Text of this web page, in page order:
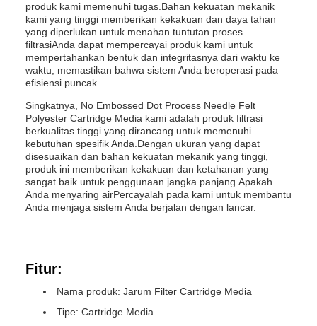
produk kami memenuhi tugas.Bahan kekuatan mekanik
kami yang tinggi memberikan kekakuan dan daya tahan
yang diperlukan untuk menahan tuntutan proses
filtrasiAnda dapat mempercayai produk kami untuk
mempertahankan bentuk dan integritasnya dari waktu ke
waktu, memastikan bahwa sistem Anda beroperasi pada
efisiensi puncak.
Singkatnya, No Embossed Dot Process Needle Felt
Polyester Cartridge Media kami adalah produk filtrasi
berkualitas tinggi yang dirancang untuk memenuhi
kebutuhan spesifik Anda.Dengan ukuran yang dapat
disesuaikan dan bahan kekuatan mekanik yang tinggi,
produk ini memberikan kekakuan dan ketahanan yang
sangat baik untuk penggunaan jangka panjang.Apakah
Anda menyaring airPercayalah pada kami untuk membantu
Anda menjaga sistem Anda berjalan dengan lancar.
Fitur:
Nama produk: Jarum Filter Cartridge Media
Tipe: Cartridge Media